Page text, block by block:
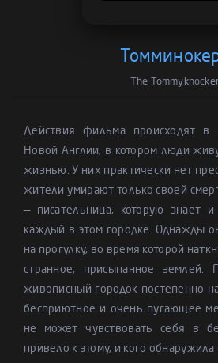
The
Действия фильма происходят в
Новой Англии, в котором люди
жизнью. У них практически нет
жители умирают только своей
— писательница, которую знает
каждый в этом городке. Однажды
на прогулку, во время которой
странное, присыпанное землей.
живописный городок постепенно
бесприютное и очень пугающее
не может чувствовать себя в
привело к этому, и кого